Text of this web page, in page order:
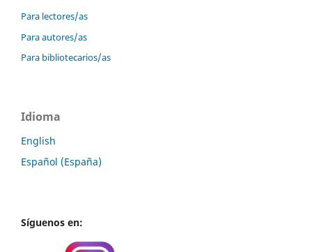
Para lectores/as
Para autores/as
Para bibliotecarios/as
Idioma
English
Español (España)
Síguenos en: